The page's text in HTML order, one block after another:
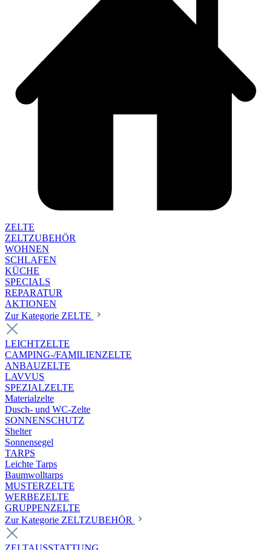
ZELTE
ZELTZUBEHÖR
WOHNEN
SCHLAFEN
KÜCHE
SPECIALS
REPARATUR
AKTIONEN
Zur Kategorie ZELTE
LEICHTZELTE
CAMPING-/FAMILIENZELTE
ANBAUZELTE
LAVVUS
SPEZIALZELTE
Materialzelte
Dusch- und WC-Zelte
SONNENSCHUTZ
Shelter
Sonnensegel
TARPS
Leichte Tarps
Baumwolltarps
MUSTERZELTE
WERBEZELTE
GRUPPENZELTE
Zur Kategorie ZELTZUBEHÖR
ZELTAUSSTATTUNG